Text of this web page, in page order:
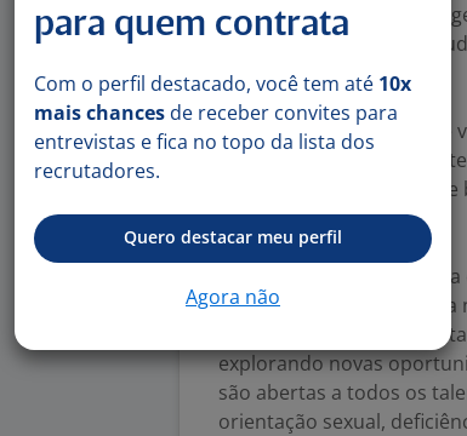
• Disponibilidade para
• Disponibilidade para
Benefícios que cuidam de
Na nossa empresa, a
oferecemos um pacote
qualidade de vida.
Aqui, você pertence a
propósito fará a diferença
crescer como
explorando novas
são abertas a todos os
orientação sexual,
para quem contrata
Com o perfil destacado, você tem até 10x
mais chances de receber convites para
entrevistas e fica no topo da lista dos
recrutadores.
Quero destacar meu perfil
Agora não